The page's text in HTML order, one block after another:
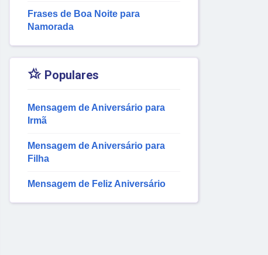
Frases de Boa Noite para
Namorada
 Populares
Mensagem de Aniversário para
Irmã
Mensagem de Aniversário para
Filha
Mensagem de Feliz Aniversário